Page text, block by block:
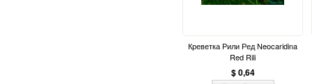
Креветка Рили Ред Neocaridina
Red Rili
$ 0,64